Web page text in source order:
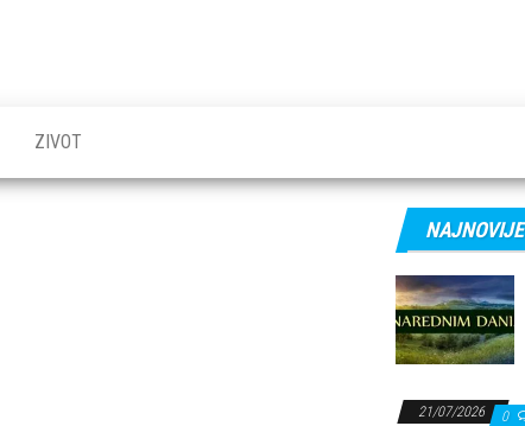
ZIVOT
NAJNOVIJE
21/07/2026 0